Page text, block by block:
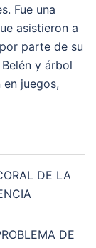
Fue una
asistieron a
parte de su
y árbol
juegos,
DE LA
DE